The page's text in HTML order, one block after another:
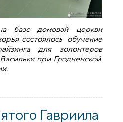
базе домовой церкви
состоялось обучение
для волонтеров
при Гродненской
социального центра
Гавриила